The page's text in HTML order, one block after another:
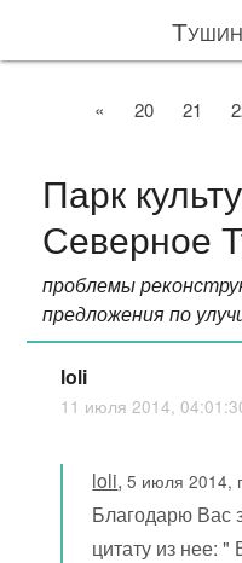
« 20 21
Парк
Северное
проблемы
предложения по
loli
11 июля 2014,
loli,5 июля 2014,
Благодарю Вас
цитату из нее: